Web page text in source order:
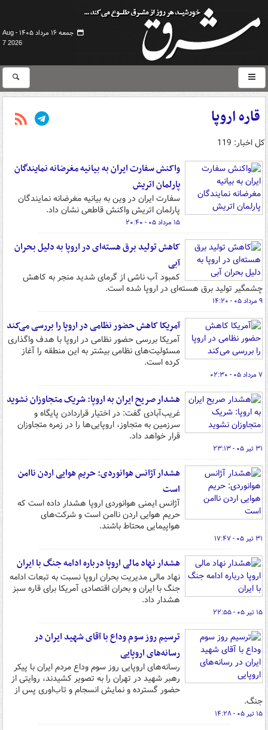
جمعه ۱۶ مرداد ۱۴۰۵ -
Aug
7 2026
قاره اروپا
کل اخبار: 119
واکنش سفارت ایران به بیانیه مغرضانه نمایندگان
پارلمان اتریش
سفارت ایران در وین به بیانیه مغرضانه نمایندگان
پارلمان اتریش واکنش قاطعی نشان داد.
۱۵ مرداد ۰۵ - ۲۰:۴۰
کاهش تولید برق هسته‌ای در اروپا به دلیل بحران
آبی
کمبود آب ناشی از گرمای شدید منجر به کاهش
چشمگیر تولید برق هسته‌ای در اروپا شده است.
۹ مرداد ۰۵ - ۱۴:۲۰
آمریکا کاهش حضور نظامی در اروپا را بررسی می‌کند
آمریکا بررسی حضور نظامی در اروپا با هدف واگذاری
مسئولیت‌های نظامی بیشتر به این منطقه را آغاز
کرده است.
۷ مرداد ۰۵ - ۰۲:۳۰
هشدار صریح ایران به اروپا: شریک متجاوزان نشوید
غریب‌آبادی گفت: در اختیار قراردادن پایگاه و
سرزمین به متجاوز، اروپایی‌ها را در زمره متجاوزان
قرار خواهد داد‏.
۳۱ تیر ۰۵ - ۲۳:۱۳
هشدار آژانس هوانوردی: حریم هوایی اردن ناامن
است
آژانس ایمنی هوانوردی اروپا هشدار داده است که
حریم هوایی اردن ناامن است و شرکت‌های
هواپیمایی محتاط باشند.
۳۱ تیر ۰۵ - ۱۷:۴۷
هشدار نهاد مالی اروپا درباره ادامه جنگ با ایران
نهاد مالی مدیریت بحران اروپا نسبت به تبعات ادامه
جنگ با ایران و بحران اقتصادی آمریکا برای قاره سبز
هشدار داد.
۱۵ تیر ۰۵ - ۲۲:۵۵
ترسیم روز سوم وداع با آقای شهید ایران در
رسانه‌های اروپایی
رسانه‌های اروپایی روز سوم وداع مردم ایران با پیکر
رهبر شهید در تهران را به تصویر کشیدند، روایتی از
حضور گسترده و نمایش انسجام و تاب‌اوری پس از
جنگ.
۱۵ تیر ۰۵ - ۱۴:۲۸